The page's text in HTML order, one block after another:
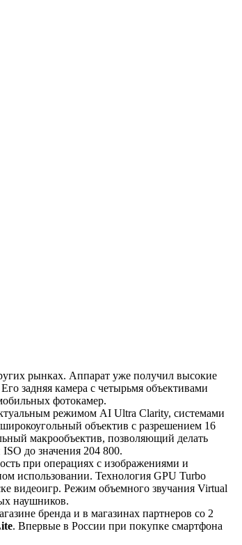
рынках. Аппарат уже получил высокие
задняя камера с четырьмя объективами
фотокамер.
режимом AI Ultra Clarity, системами
объектив с разрешением 16
макрообъектив, позволяющий делать
до значения 204 800.
при операциях с изображениями и
использовании. Технология GPU Turbo
видеоигр. Режим объемного звучания Virtual
наушников.
бренда и в магазинах партнеров со 2
. Впервые в России при покупке смартфона